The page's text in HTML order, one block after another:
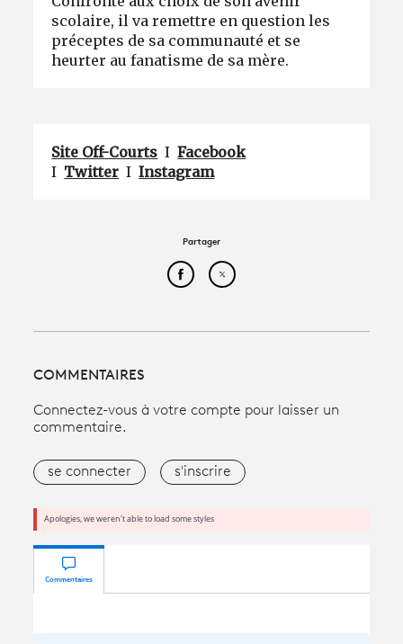
scolaire, il va remettre en question les
préceptes de sa communauté et se
heurter au fanatisme de sa mère.
Site Off-Courts I Facebook
I Twitter IInstagram
Partager
Partager cet article sur
Partager cet article sur
COMMENTAIRES
Connectez-vous à votre compte pour laisser un
commentaire.
se connecter s'inscrire